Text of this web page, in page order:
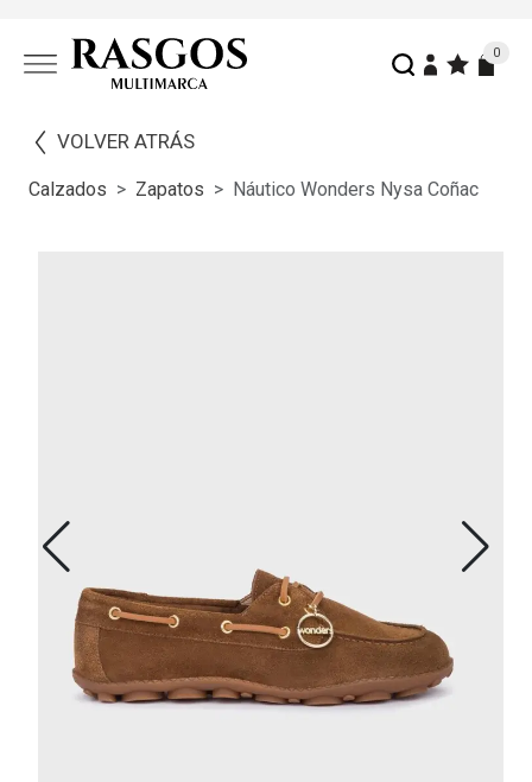
0
VOLVER ATRÁS
Calzados Zapatos Náutico Wonders Nysa Coñac